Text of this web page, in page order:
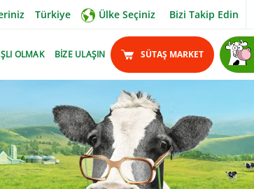
Türkiye Ülke Seçiniz Bizi Takip Edin
OLMAK BİZE ULAŞIN SÜTAŞ MARKET